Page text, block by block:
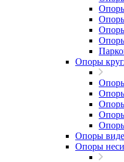
Опоры
Опоры
Опоры